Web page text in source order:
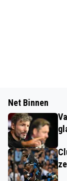
Net Binnen